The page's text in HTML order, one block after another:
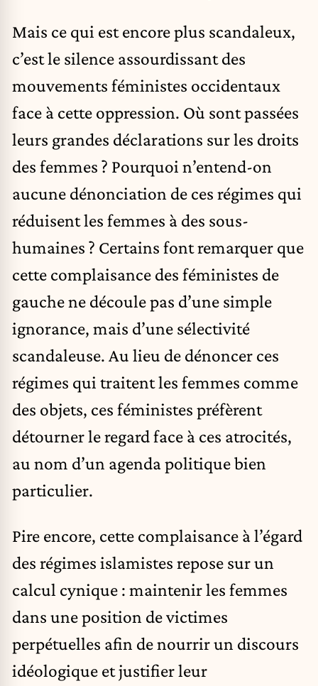
Mais ce qui est encore plus scandaleux,
c’est le silence assourdissant des
mouvements féministes occidentaux
face à cette oppression. Où sont passées
leurs grandes déclarations sur les droits
des femmes ? Pourquoi n’entend-on
aucune dénonciation de ces régimes qui
réduisent les femmes à des sous-
humaines ? Certains font remarquer que
cette complaisance des féministes de
gauche ne découle pas d’une simple
ignorance, mais d’une sélectivité
scandaleuse. Au lieu de dénoncer ces
régimes qui traitent les femmes comme
des objets, ces féministes préfèrent
détourner le regard face à ces atrocités,
au nom d’un agenda politique bien
particulier.
Pire encore, cette complaisance à l’égard
des régimes islamistes repose sur un
calcul cynique : maintenir les femmes
dans une position de victimes
perpétuelles afin de nourrir un discours
idéologique et justifier leur